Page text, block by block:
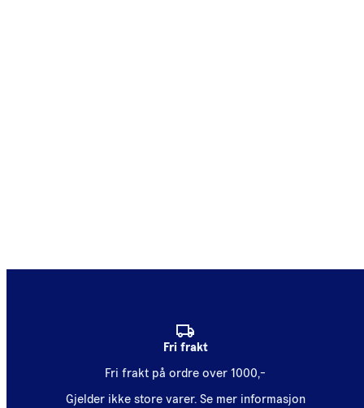
Fri frakt
Fri frakt på ordre over 1000,-
Gjelder ikke store varer. Se mer informasjon